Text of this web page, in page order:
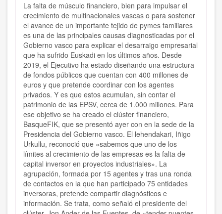
La falta de músculo financiero, bien para impulsar el
crecimiento de multinacionales vascas o para sostener
el avance de un importante tejido de pymes familiares
es una de las principales causas diagnosticadas por el
Gobierno vasco para explicar el desarraigo empresarial
que ha sufrido Euskadi en los últimos años. Desde
2019, el Ejecutivo ha estado diseñando una estructura
de fondos públicos que cuentan con 400 millones de
euros y que pretende coordinar con los agentes
privados. Y es que estos acumulan, sin contar el
patrimonio de las EPSV, cerca de 1.000 millones. Para
ese objetivo se ha creado el clúster financiero,
BasqueFIK, que se presentó ayer con en la sede de la
Presidencia del Gobierno vasco. El lehendakari, Iñigo
Urkullu, reconoció que «sabemos que uno de los
límites al crecimiento de las empresas es la falta de
capital inversor en proyectos industriales». La
agrupación, formada por 15 agentes y tras una ronda
de contactos en la que han participado 75 entidades
inversoras, pretende compartir diagnósticos e
información. Se trata, como señaló el presidente del